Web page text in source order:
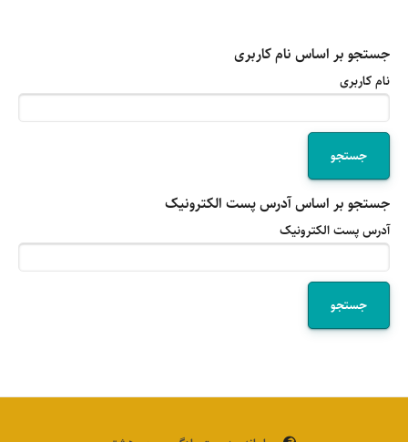
جستجو بر اساس نام کاربری
نام کاربری
جستجو بر اساس آدرس پست الکترونیک
آدرس پست الکترونیک